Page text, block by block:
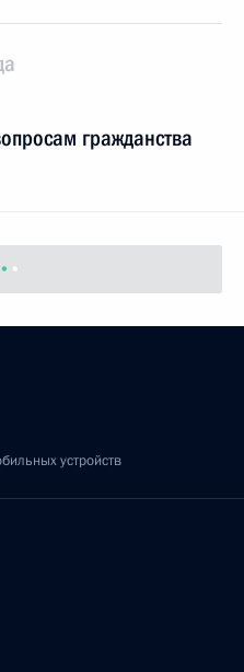
и тренерам
с победой